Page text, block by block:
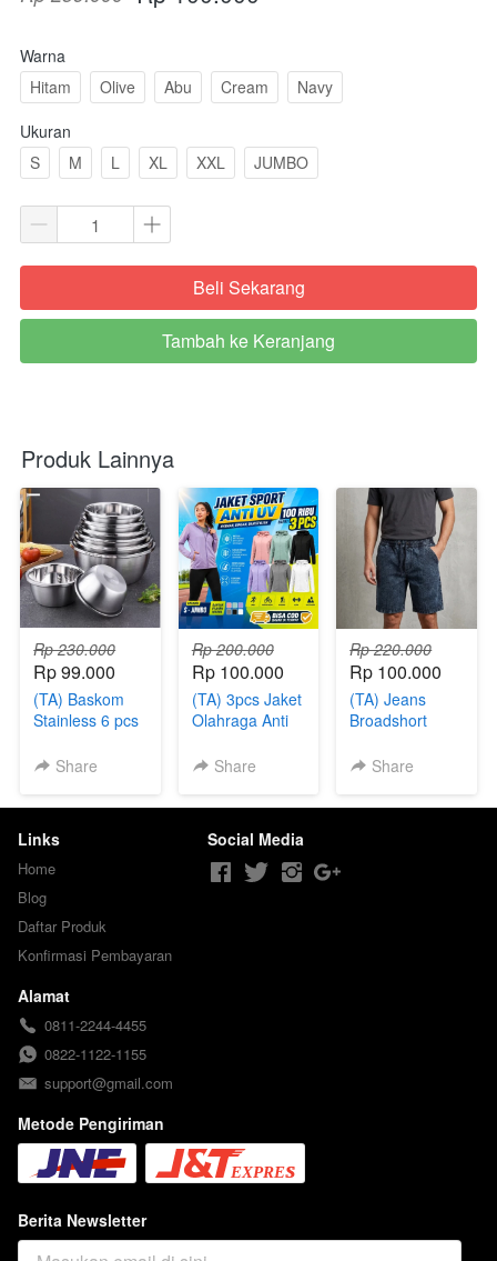
Warna
Hitam
Olive Abu Cream
Navy
Ukuran
S
M L XL XXL JUMBO
`Beli Sekarang
`
Tambah ke Keranjang
Produk Lainnya
Rp 230.000
Rp 99.000
(TA) Baskom
Stainless 6 pcs
Share
Rp 200.000
Rp 100.000
(TA) 3pcs Jaket
Olahraga Anti
Share
Rp 220.000
Rp 100.000
(TA) Jeans
Broadshort
Share
Links
Home
Blog
Daftar Produk
Konfirmasi Pembayaran
Social Media
Alamat
0811-2244-4455
0822-1122-1155
support@gmail.com
Metode Pengiriman
Berita Newsletter